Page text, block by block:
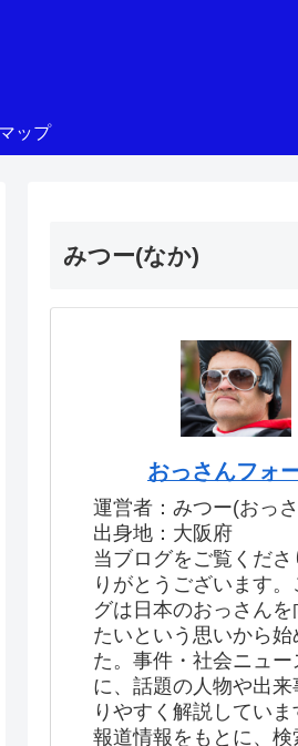
ップ
みつー(なか)
おっさんフォ
運営者：みつー(おっ
出身地：大阪府
当ブログをご覧くださ
りがとうございます。
グは日本のおっさん
たいという思いから始
た。事件・社会ニュ
に、話題の人物や出
りやすく解説していま
報道情報をもとに、検